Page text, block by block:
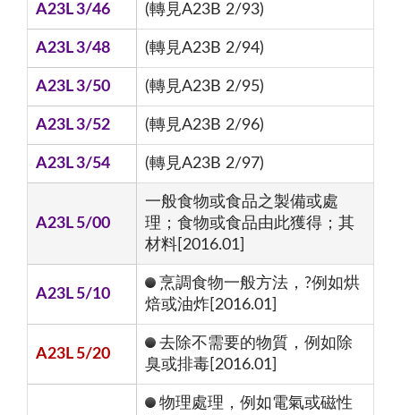
A23L 3/46 (轉見A23B 2/93)
A23L 3/48 (轉見A23B 2/94)
A23L 3/50 (轉見A23B 2/95)
A23L 3/52 (轉見A23B 2/96)
A23L 3/54 (轉見A23B 2/97)
A23L 5/00
一般食物或食品之製備或處
理；食物或食品由此獲得；其
材料[2016.01]
A23L 5/10
烹調食物一般方法，?例如烘
焙或油炸[2016.01]
A23L 5/20
去除不需要的物質，例如除
臭或排毒[2016.01]
物理處理，例如電氣或磁性